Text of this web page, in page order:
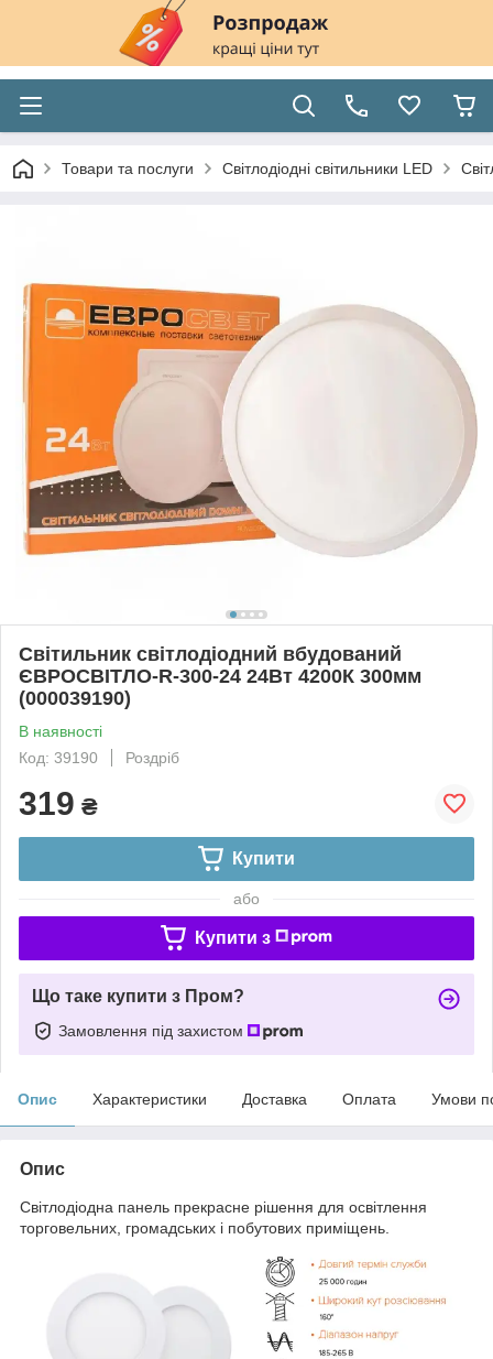
Товари та послуги Світлодіодні світильники LED
Світильник світлодіодний вбудований
ЄВРОСВІТЛО-R-300-24 24Вт 4200К 300мм
(000039190)
В наявності
Код: 39190
Роздріб
319 ₴
Купити
або
Купити з
Що таке купити з Пром?
Замовлення під захистом
Опис Характеристики Доставка Оплата Умови
Опис
Світлодіодна панель прекрасне рішення для освітлення
торговельних, громадських і побутових приміщень.